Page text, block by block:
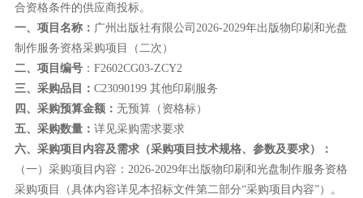
合资格条件的供应商投标。
一、 项目名称： 广州出版社有限公司 2026-2029年出版物印刷和光盘
制作服务资格采购项目（二次）
二、 项目编号： F2602CG03-ZCY2
三、采购品目： C23090199 其他印刷服务
四、采购预算金额： 无预算（资格标）
五、 采购数量： 详见采购需求要求
六、 采购项目内容及需求（采购项目技术规格、参数及要求）：
（一）采购项目内容： 2026-2029年出版物印刷和光盘制作服务资格
采购项目（具体内容详见本招标文件第二部分“采购项目内容”）
。